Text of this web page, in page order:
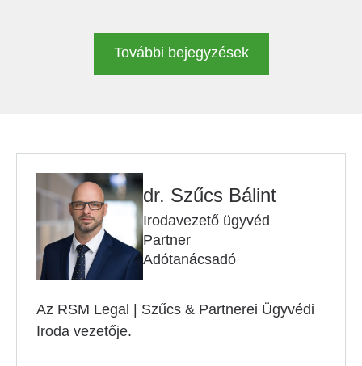
További bejegyzések
dr. Szűcs Bálint
Irodavezető ügyvéd
Partner
Adótanácsadó
Az RSM Legal | Szűcs & Partnerei Ügyvédi
Iroda vezetője.